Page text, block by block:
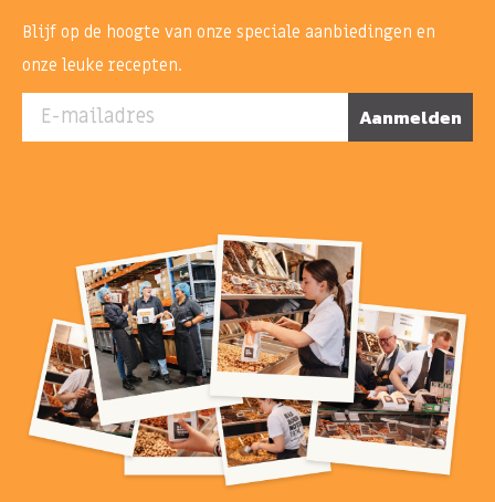
Blijf op de hoogte van onze speciale aanbiedingen en
onze leuke recepten.
E-mailadres Aanmelden